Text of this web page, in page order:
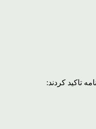
تاکید کردند: